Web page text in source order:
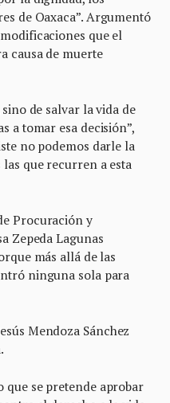
de Oaxaca”. Argumentó
que el
causa de muerte
de salvar la vida de
a tomar esa decisión”,
no podemos darle la
que recurren a esta
Procuración y
Zepeda Lagunas
más allá de las
ninguna sola para
Mendoza Sánchez
que se pretende aprobar